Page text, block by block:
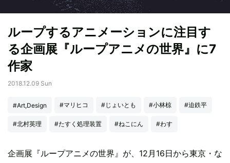
ループするアニメーションに注目す
る企画展『ループアニメの世界』に7
作家
2018.12.09 Sun
#Art,Design #マリヒコ #じょいとも #小林椋 #迫鉄平
#北村英理 #たすく処理装置 #ねこにん #わす
企画展『ループアニメの世界』が、12月16日から東京・な